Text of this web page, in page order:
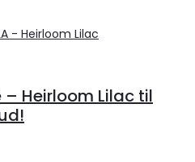
– Heirloom Lilac til